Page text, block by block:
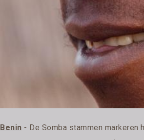
Benin - De Somba stammen markeren